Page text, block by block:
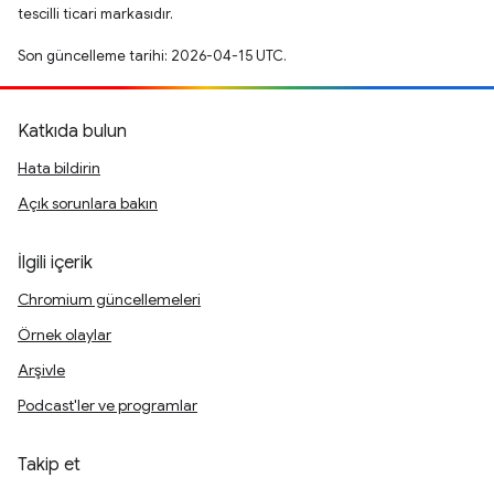
tescilli ticari markasıdır.
Son güncelleme tarihi: 2026-04-15 UTC.
Katkıda bulun
Hata bildirin
Açık sorunlara bakın
İlgili içerik
Chromium güncellemeleri
Örnek olaylar
Arşivle
Podcast'ler ve programlar
Takip et